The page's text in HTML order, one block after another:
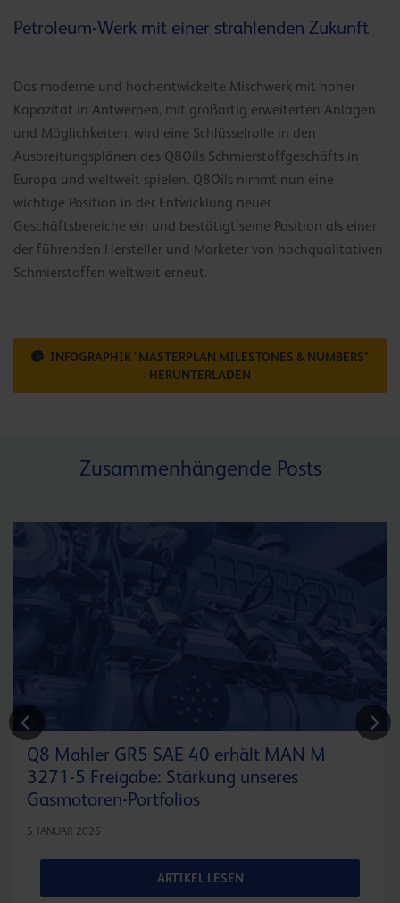
Petroleum-Werk mit einer strahlenden Zukunft
Das moderne und hochentwickelte Mischwerk mit hoher
Kapazität in Antwerpen, mit großartig erweiterten Anlagen
und Möglichkeiten, wird eine Schlüsselrolle in den
Ausbreitungsplänen des Q8Oils Schmierstoffgeschäfts in
Europa und weltweit spielen. Q8Oils nimmt nun eine
wichtige Position in der Entwicklung neuer
Geschäftsbereiche ein und bestätigt seine Position als einer
der führenden Hersteller und Marketer von hochqualitativen
Schmierstoffen weltweit erneut.
INFOGRAPHIK "MASTERPLAN MILESTONES & NUMBERS"
HERUNTERLADEN
Zusammenhängende Posts
Q8 Mahler GR5 SAE 40 erhält MAN M
3271-5 Freigabe: Stärkung unseres
Gasmotoren-Portfolios
5 JANUAR 2026
ARTIKEL LESEN